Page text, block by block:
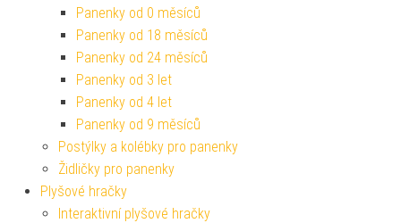
Panenky od 0 měsíců
Panenky od 18 měsíců
Panenky od 24 měsíců
Panenky od 3 let
Panenky od 4 let
Panenky od 9 měsíců
Postýlky a kolébky pro panenky
Židličky pro panenky
Plyšové hračky
Interaktivní plyšové hračky